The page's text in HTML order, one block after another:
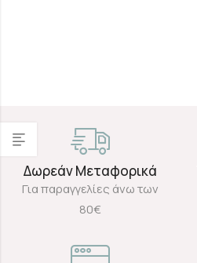
Δωρεάν Μεταφορικά
Για παραγγελίες άνω των
80€